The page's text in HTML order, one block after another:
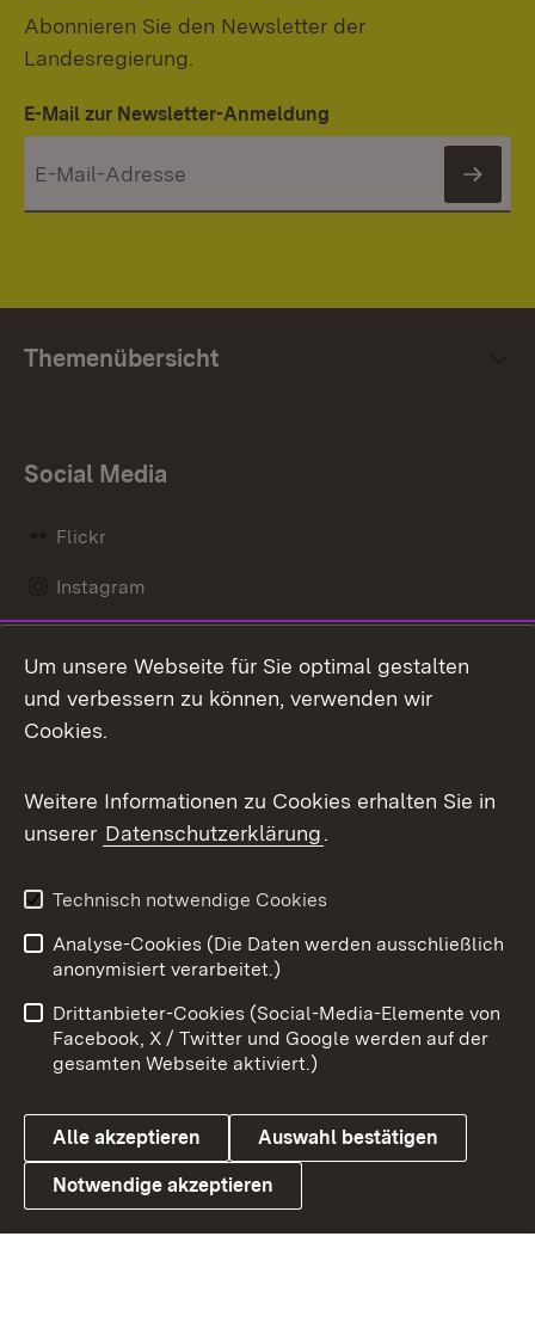
Abonnieren Sie den Newsletter der
Landesregierung.
E-Mail zur Newsletter-Anmeldung
Themenübersicht
Social Media
Flickr
Instagram
Mastodon
Messenger
Social Wall
X / Twitter
Youtube
Link zum Landesportal
Benutzungshinweise
Barrierefreiheit
Datenschutz
Cookies
Um unsere Webseite für Sie optimal gestalten
und verbessern zu können, verwenden wir
Cookies.
Weitere Informationen zu Cookies erhalten Sie in
unserer Datenschutzerklärung.
Technisch notwendige Cookies
Analyse-Cookies (Die Daten werden ausschließlich
anonymisiert verarbeitet.)
Drittanbieter-Cookies (Social-Media-Elemente von
Facebook, X / Twitter und Google werden auf der
gesamten Webseite aktiviert.)
Alle akzeptieren Auswahl bestätigen
Notwendige akzeptieren